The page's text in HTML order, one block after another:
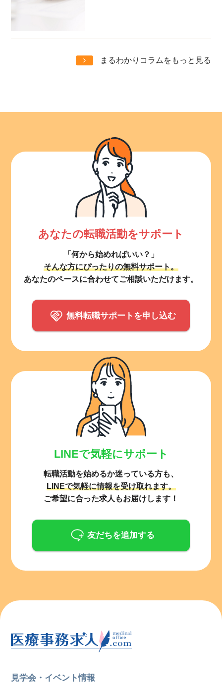
まるわかりコラムをもっと見る
あなたの転職活動をサポート
「何から始めればいい？」
そんな方にぴったりの無料サポート。
あなたのペースに合わせてご相談いただけます。
無料転職サポートを申し込む
LINEで気軽にサポート
転職活動を始めるか迷っている方も、
LINEで気軽に情報を受け取れます。
ご希望に合った求人もお届けします！
友だちを追加する
見学会・イベント情報